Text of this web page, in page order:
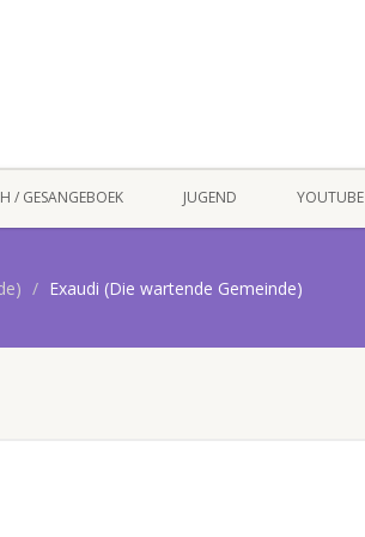
/ GESANGEBOEK JUGEND YOUTUBE
Exaudi (Die wartende Gemeinde)